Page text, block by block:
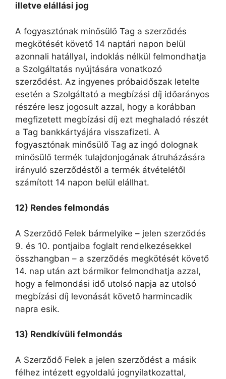
illetve elállási jog
A fogyasztónak minősülő Tag a szerződés
megkötését követő 14 naptári napon belül
azonnali hatállyal, indoklás nélkül felmondhatja
a Szolgáltatás nyújtására vonatkozó
szerződést. Az ingyenes próbaidőszak letelte
esetén a Szolgáltató a megbízási díj időarányos
részére lesz jogosult azzal, hogy a korábban
megfizetett megbízási díj ezt meghaladó részét
a Tag bankkártyájára visszafizeti. A
fogyasztónak minősülő Tag az ingó dolognak
minősülő termék tulajdonjogának átruházására
irányuló szerződéstől a termék átvételétől
számított 14 napon belül elállhat.
12) Rendes felmondás
A Szerződő Felek bármelyike – jelen szerződés
9. és 10. pontjaiba foglalt rendelkezésekkel
összhangban – a szerződés megkötését követő
14. nap után azt bármikor felmondhatja azzal,
hogy a felmondási idő utolsó napja az utolsó
megbízási díj levonását követő harmincadik
napra esik.
13) Rendkívüli felmondás
A Szerződő Felek a jelen szerződést a másik
félhez intézett egyoldalú jognyilatkozattal,